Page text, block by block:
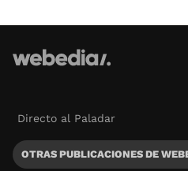
Directo al Paladar
OTRAS PUBLICACIONES DE